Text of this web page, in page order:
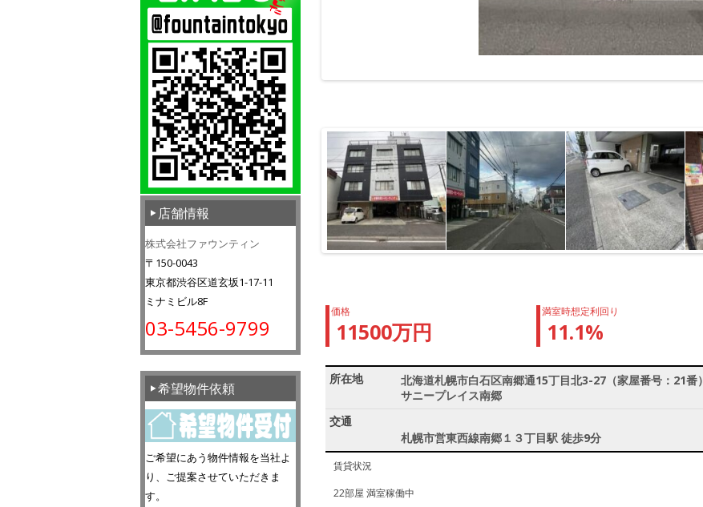
価格
11500万円
満室時想定利回り
11.1%
所在地
北海道札幌市白石区南郷通15丁目北3-27（家屋番号：21番）
サニープレイス南郷
交通
札幌市営東西線南郷１３丁目駅 徒歩9分
賃貸状況
22部屋 満室稼働中
店舗情報
株式会社ファウンティン
〒150-0043
東京都渋谷区道玄坂1-17-11
ミナミビル8F
03-5456-9799
希望物件依頼
ご希望にあう物件情報を当社よ
り、ご提案させていただきま
す。